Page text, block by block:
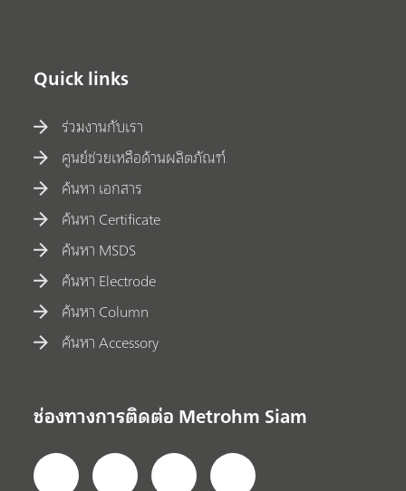
Quick links
ร่วมงานกับเรา
ศูนย์ช่วยเหลือด้านผลิตภัณฑ์
ค้นหา เอกสาร
ค้นหา Certificate
ค้นหา MSDS
ค้นหา Electrode
ค้นหา Column
ค้นหา Accessory
ช่องทางการติดต่อ Metrohm Siam